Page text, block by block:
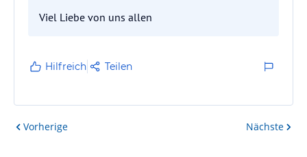
Viel Liebe von uns allen
Hilfreich Teilen
Vorherige Nächste